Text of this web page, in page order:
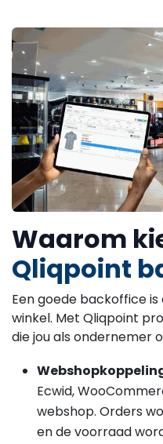
Waarom
Qliqpoint
Een goede backoffice
winkel. Met Qliqpoint
die jou als ondernemer
Ecwid,
webshop. Orders
en de voorraad